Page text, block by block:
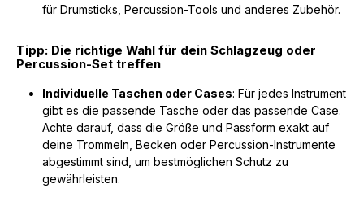
für Drumsticks, Percussion-Tools und anderes Zubehör.
Tipp: Die richtige Wahl für dein Schlagzeug oder
Percussion-Set treffen
Individuelle Taschen oder Cases: Für jedes Instrument
gibt es die passende Tasche oder das passende Case.
Achte darauf, dass die Größe und Passform exakt auf
deine Trommeln, Becken oder Percussion-Instrumente
abgestimmt sind, um bestmöglichen Schutz zu
gewährleisten.